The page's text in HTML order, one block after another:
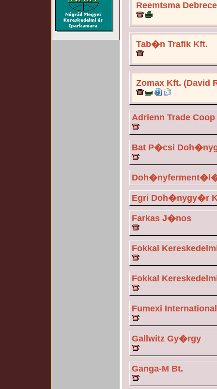
Reemtsma
Tab�n Trafik Kft.
Zomax Kft. (David
Adrienn Trade
Bat P�csi
Egri Doh�nygy�r
Farkas J�nos
Fokkal
Fokkal
Fumexi
Gallwitz Gy�rgy
Ganga-M Bt.